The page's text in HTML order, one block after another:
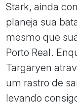
Stark, ainda
planeja sua
mesmo que
Porto Real.
Targaryen
um rastro de
levando